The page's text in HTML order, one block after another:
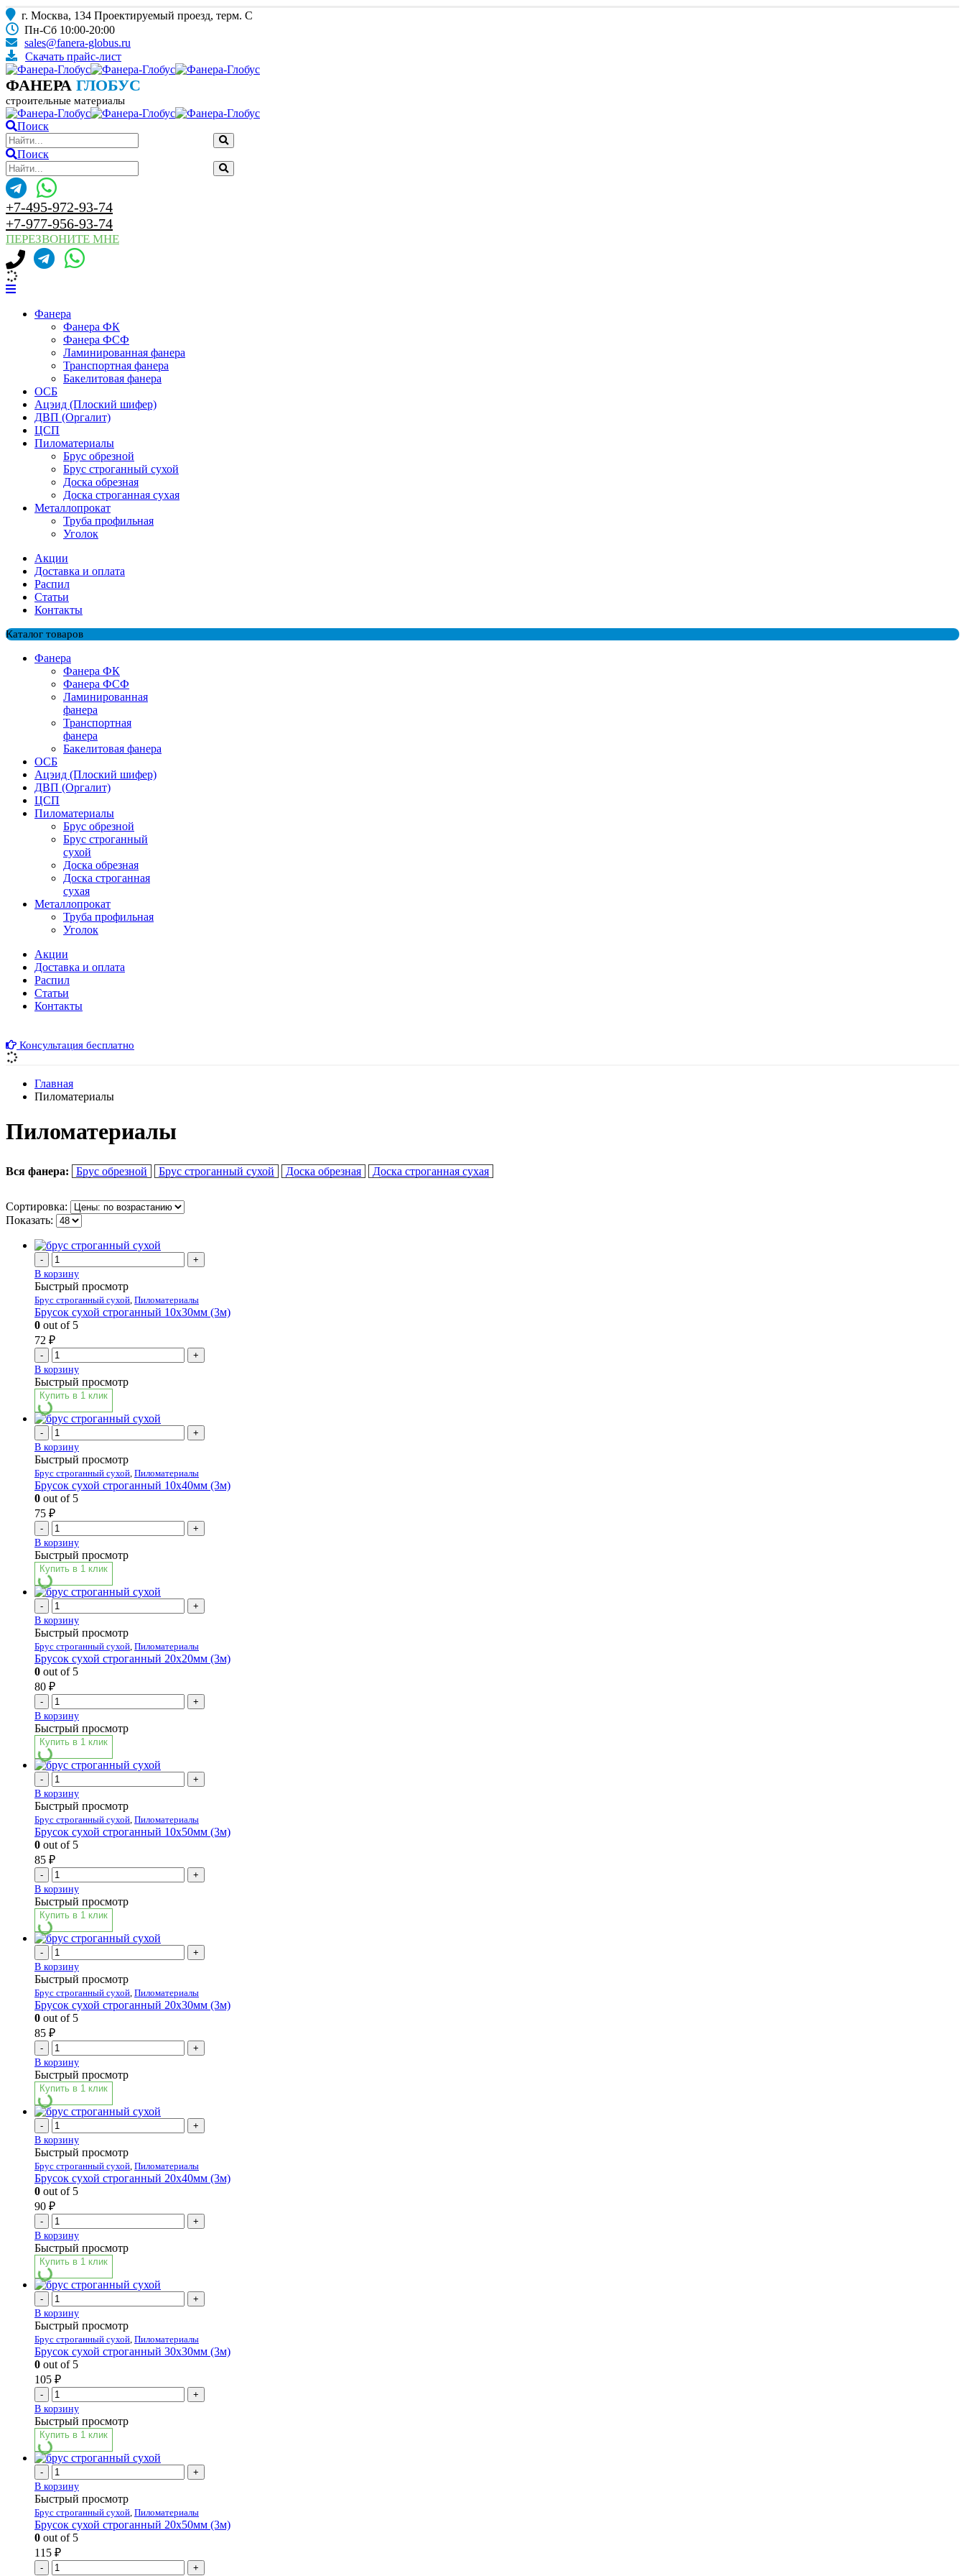
г. Москва, 134 Проектируемый проезд, терм. С
Пн-Сб 10:00-20:00
sales@fanera-globus.ru
Скачать прайс-лист
ФАНЕРА ГЛОБУС
строительные материалы
Поиск
Поиск
+7-495-972-93-74
+7-977-956-93-74
ПЕРЕЗВОНИТЕ МНЕ
Фанера
Фанера ФК
Фанера ФСФ
Ламинированная фанера
Транспортная фанера
Бакелитовая фанера
ОСБ
Ацэид (Плоский шифер)
ДВП (Оргалит)
ЦСП
Пиломатериалы
Брус обрезной
Брус строганный сухой
Доска обрезная
Доска строганная сухая
Металлопрокат
Труба профильная
Уголок
Акции
Доставка и оплата
Распил
Cтатьи
Контакты
Каталог товаров
Фанера
Фанера ФК
Фанера ФСФ
Ламинированная
фанера
Транспортная
фанера
Бакелитовая фанера
ОСБ
Ацэид (Плоский шифер)
ДВП (Оргалит)
ЦСП
Пиломатериалы
Брус обрезной
Брус строганный
сухой
Доска обрезная
Доска строганная
сухая
Металлопрокат
Труба профильная
Уголок
Акции
Доставка и оплата
Распил
Cтатьи
Контакты
Консультация бесплатно
Главная
Пиломатериалы
Пиломатериалы
Вся фанера: Брус обрезной Брус строганный сухой Доска обрезная Доска строганная сухая
Сортировка:
Показать:
-
+
В корзину
Быстрый просмотр
Брус строганный сухой Пиломатериалы
Брусок сухой строганный 10х30мм (3м)
0 out of 5
72 ₽
-
+
В корзину
Быстрый просмотр
Купить в 1 клик
-
+
В корзину
Быстрый просмотр
Брус строганный сухой Пиломатериалы
Брусок сухой строганный 10х40мм (3м)
0 out of 5
75 ₽
-
+
В корзину
Быстрый просмотр
Купить в 1 клик
-
+
В корзину
Быстрый просмотр
Брус строганный сухой Пиломатериалы
Брусок сухой строганный 20х20мм (3м)
0 out of 5
80 ₽
-
+
В корзину
Быстрый просмотр
Купить в 1 клик
-
+
В корзину
Быстрый просмотр
Брус строганный сухой Пиломатериалы
Брусок сухой строганный 10х50мм (3м)
0 out of 5
85 ₽
-
+
В корзину
Быстрый просмотр
Купить в 1 клик
-
+
В корзину
Быстрый просмотр
Брус строганный сухой Пиломатериалы
Брусок сухой строганный 20х30мм (3м)
0 out of 5
85 ₽
-
+
В корзину
Быстрый просмотр
Купить в 1 клик
-
+
В корзину
Быстрый просмотр
Брус строганный сухой Пиломатериалы
Брусок сухой строганный 20х40мм (3м)
0 out of 5
90 ₽
-
+
В корзину
Быстрый просмотр
Купить в 1 клик
-
+
В корзину
Быстрый просмотр
Брус строганный сухой Пиломатериалы
Брусок сухой строганный 30х30мм (3м)
0 out of 5
105 ₽
-
+
В корзину
Быстрый просмотр
Купить в 1 клик
-
+
В корзину
Быстрый просмотр
Брус строганный сухой Пиломатериалы
Брусок сухой строганный 20х50мм (3м)
0 out of 5
115 ₽
- +